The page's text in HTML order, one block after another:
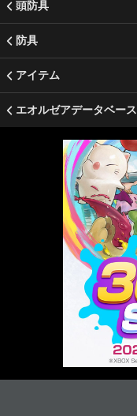
頭防具
防具
アイテム
エオルゼアデータベース